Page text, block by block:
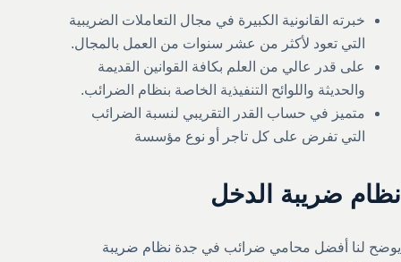
خبرته القانونية الكبيرة في مجال التعاملات الضريبية
التي تعود لأكثر من عشر سنوات من العمل بالمجال.
على قدر عالي من العلم بكافة القوانين القديمة
والحديثة واللوائح التنفيذية الخاصة بنظام الضرائب.
متميز في حساب القدر التقريبي لنسبة الضرائب
التي تفرض على كل تاجر أو نوع مؤسسة
نظام ضريبة الدخل
يوضح لنا أفضل محامي ضرائب في جدة نظام ضريبة